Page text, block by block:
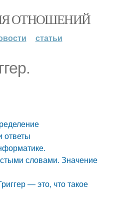
ОТНОШЕНИЙ
статьи
ответы
словами. Значение
— это, что такое